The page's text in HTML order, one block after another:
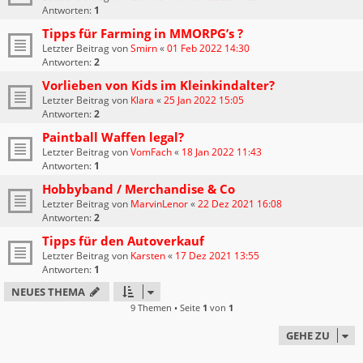
Antworten: 1
Tipps für Farming in MMORPG’s ?
Letzter Beitrag vonSmirn«01 Feb 2022 14:30
Antworten:2
Vorlieben von Kids im Kleinkindalter?
Letzter Beitrag von Klara «25 Jan 2022 15:05
Antworten:2
Paintball Waffen legal?
Letzter Beitrag vonVomFach« 18 Jan 2022 11:43
Antworten: 1
Hobbyband / Merchandise & Co
Letzter Beitrag von MarvinLenor«22 Dez 2021 16:08
Antworten:2
Tipps für den Autoverkauf
Letzter Beitrag von Karsten« 17 Dez 2021 13:55
Antworten: 1
NEUES THEMA
9 Themen • Seite 1 von 1
GEHE ZU